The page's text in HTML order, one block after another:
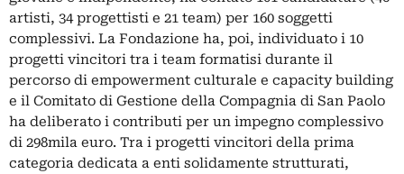
artisti, 34 progettisti e 21 team) per 160 soggetti
complessivi. La Fondazione ha, poi, individuato i 10
progetti vincitori tra i team formatisi durante il
percorso di empowerment culturale e capacity building
e il Comitato di Gestione della Compagnia di San Paolo
ha deliberato i contributi per un impegno complessivo
di 298mila euro. Tra i progetti vincitori della prima
categoria dedicata a enti solidamente strutturati,